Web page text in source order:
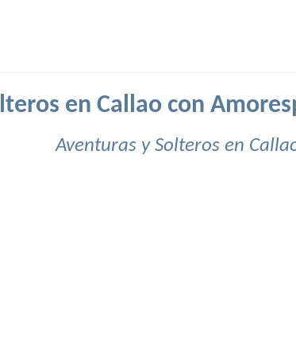
en Callao con
Aventuras y Solteros en